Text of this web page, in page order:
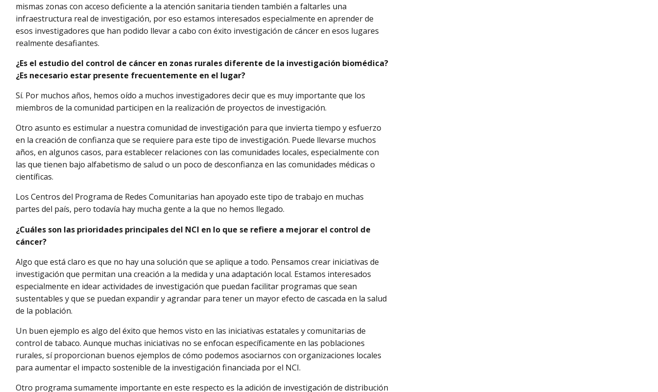
mismas zonas con acceso deficiente a la atención sanitaria tienden también a faltarles una
infraestructura real de investigación, por eso estamos interesados especialmente en aprender de
esos investigadores que han podido llevar a cabo con éxito investigación de cáncer en esos lugares
realmente desafiantes.
¿Es el estudio del control de cáncer en zonas rurales diferente de la investigación biomédica?
¿Es necesario estar presente frecuentemente en el lugar?
Sí. Por muchos años, hemos oído a muchos investigadores decir que es muy importante que los
miembros de la comunidad participen en la realización de proyectos de investigación.
Otro asunto es estimular a nuestra comunidad de investigación para que invierta tiempo y esfuerzo
en la creación de confianza que se requiere para este tipo de investigación. Puede llevarse muchos
años, en algunos casos, para establecer relaciones con las comunidades locales, especialmente con
las que tienen bajo alfabetismo de salud o un poco de desconfianza en las comunidades médicas o
científicas.
Los Centros del Programa de Redes Comunitarias han apoyado este tipo de trabajo en muchas
partes del país, pero todavía hay mucha gente a la que no hemos llegado.
¿Cuáles son las prioridades principales del NCI en lo que se refiere a mejorar el control de
cáncer?
Algo que está claro es que no hay una solución que se aplique a todo. Pensamos crear iniciativas de
investigación que permitan una creación a la medida y una adaptación local. Estamos interesados
especialmente en idear actividades de investigación que puedan facilitar programas que sean
sustentables y que se puedan expandir y agrandar para tener un mayor efecto de cascada en la salud
de la población.
Un buen ejemplo es algo del éxito que hemos visto en las iniciativas estatales y comunitarias de
control de tabaco. Aunque muchas iniciativas no se enfocan específicamente en las poblaciones
rurales, sí proporcionan buenos ejemplos de cómo podemos asociarnos con organizaciones locales
para aumentar el impacto sostenible de la investigación financiada por el NCI.
Otro programa sumamente importante en este respecto es la adición de investigación de distribución